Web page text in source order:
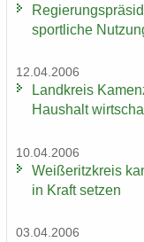
sport­li­che
12.04.2006
Land­kreis
Haus­halt
10.04.2006
Wei­ße­ritz­kreis
in Kraft set­zen
03.04.2006